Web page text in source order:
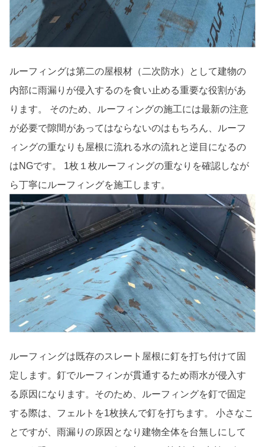
ルーフィングは第二の屋根材（二次防水）として建物の
内部に雨漏りが侵入するのを食い止める重要な役割があ
ります。 そのため、ルーフィングの施工には最新の注意
が必要で隙間があってはならないのはもちろん、ルーフ
ィングの重なりも屋根に流れる水の流れと逆目になるの
はNGです。 1枚１枚ルーフィングの重なりを確認しなが
ら丁寧にルーフィングを施工します。
ルーフィングは既存のスレート屋根に釘を打ち付けて固
定します。釘でルーフィンが貫通するため雨水が侵入す
る原因になります。そのため、ルーフィングを釘で固定
する際は、フェルトを1枚挟んで釘を打ちます。 小さなこ
とですが、雨漏りの原因となり建物全体を台無しにして